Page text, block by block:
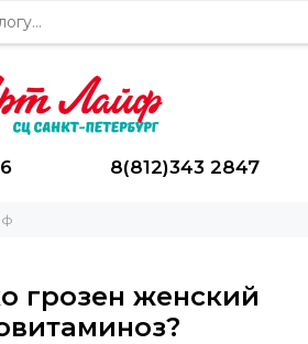
8(812)343 2847
грозен женский